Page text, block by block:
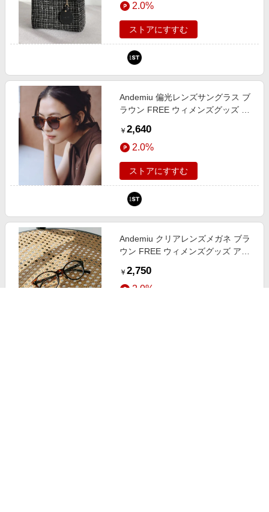
2.0%
ストアにすすむ
Andemiu 偏光レンズサングラス ブ
ラウン FREE ウィメンズグッズ ア
エスティ（旧ドットエスティ）
￥ 2,640
2.0%
ストアにすすむ
Andemiu クリアレンズメガネ ブラ
ウン FREE ウィメンズグッズ アン
スティ（旧ドットエスティ）
￥ 2,750
2.0%